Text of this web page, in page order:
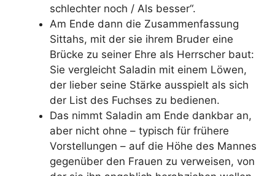
schlechter noch / Als besser“.
Am Ende dann die Zusammenfassung
Sittahs, mit der sie ihrem Bruder eine
Brücke zu seiner Ehre als Herrscher baut:
Sie vergleicht Saladin mit einem Löwen,
der lieber seine Stärke ausspielt als sich
der List des Fuchses zu bedienen.
Das nimmt Saladin am Ende dankbar an,
aber nicht ohne – typisch für frühere
Vorstellungen – auf die Höhe des Mannes
gegenüber den Frauen zu verweisen, von